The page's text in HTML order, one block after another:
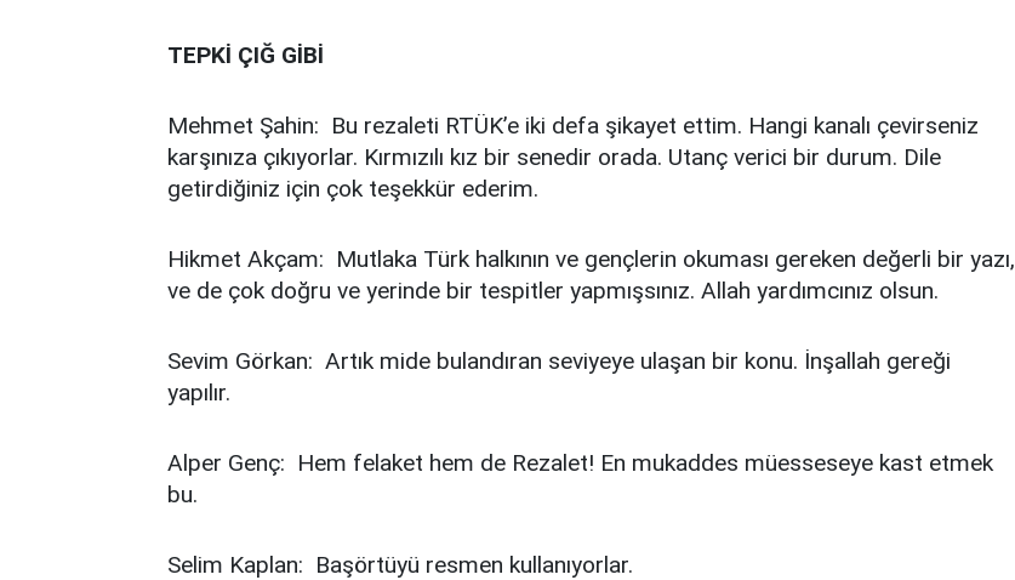
TEPKİ ÇIĞ GİBİ
Mehmet Şahin: Bu rezaleti RTÜK’e iki defa şikayet ettim. Hangi kanalı çevirseniz
karşınıza çıkıyorlar. Kırmızılı kız bir senedir orada. Utanç verici bir durum. Dile
getirdiğiniz için çok teşekkür ederim.
Hikmet Akçam: Mutlaka Türk halkının ve gençlerin okuması gereken değerli bir yazı,
ve de çok doğru ve yerinde bir tespitler yapmışsınız. Allah yardımcınız olsun.
Sevim Görkan: Artık mide bulandıran seviyeye ulaşan bir konu. İnşallah gereği
yapılır.
Alper Genç: Hem felaket hem de Rezalet! En mukaddes müesseseye kast etmek
bu.
Selim Kaplan: Başörtüyü resmen kullanıyorlar.